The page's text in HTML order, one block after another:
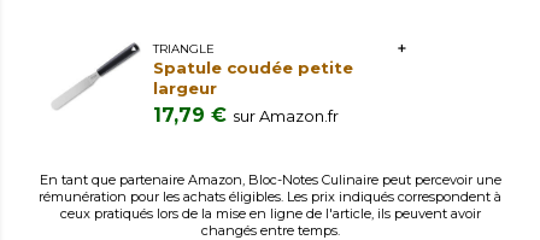
TRIANGLE
Spatule coudée petite
largeur
17,79 € sur Amazon.fr
En tant que partenaire Amazon, Bloc-Notes Culinaire peut percevoir une
rémunération pour les achats éligibles. Les prix indiqués correspondent à
ceux pratiqués lors de la mise en ligne de l'article, ils peuvent avoir
changés entre temps.